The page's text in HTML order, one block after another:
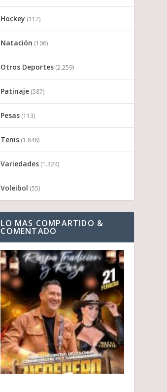
Hockey (112)
Natación (106)
Otros Deportes (2.259)
Patinaje (587)
Pesas (113)
Tenis (1.848)
Variedades (1.324)
Voleibol (55)
LO MAS COMPARTIDO &
COMENTADO